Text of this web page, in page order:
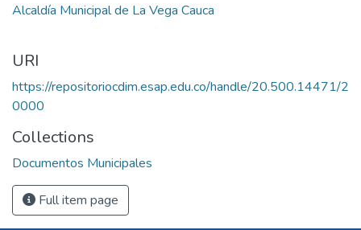
Alcaldía Municipal de La Vega Cauca
URI
https://repositoriocdim.esap.edu.co/handle/20.500.14471/2
0000
Collections
Documentos Municipales
Full item page